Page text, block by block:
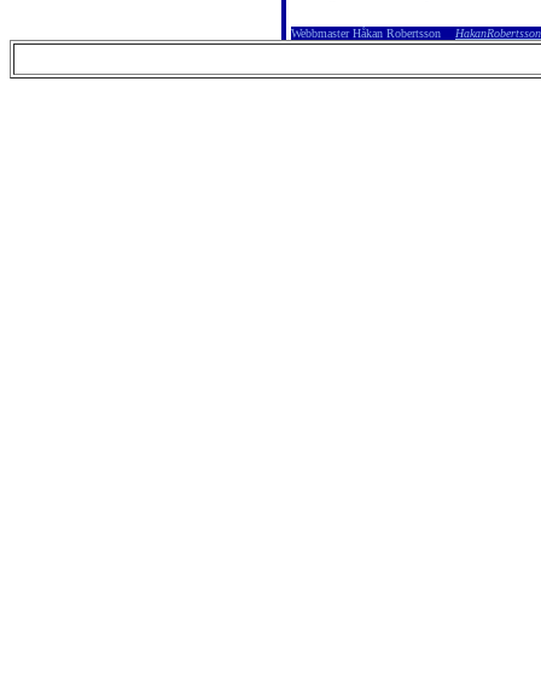
Webbmaster Håkan Robertsson